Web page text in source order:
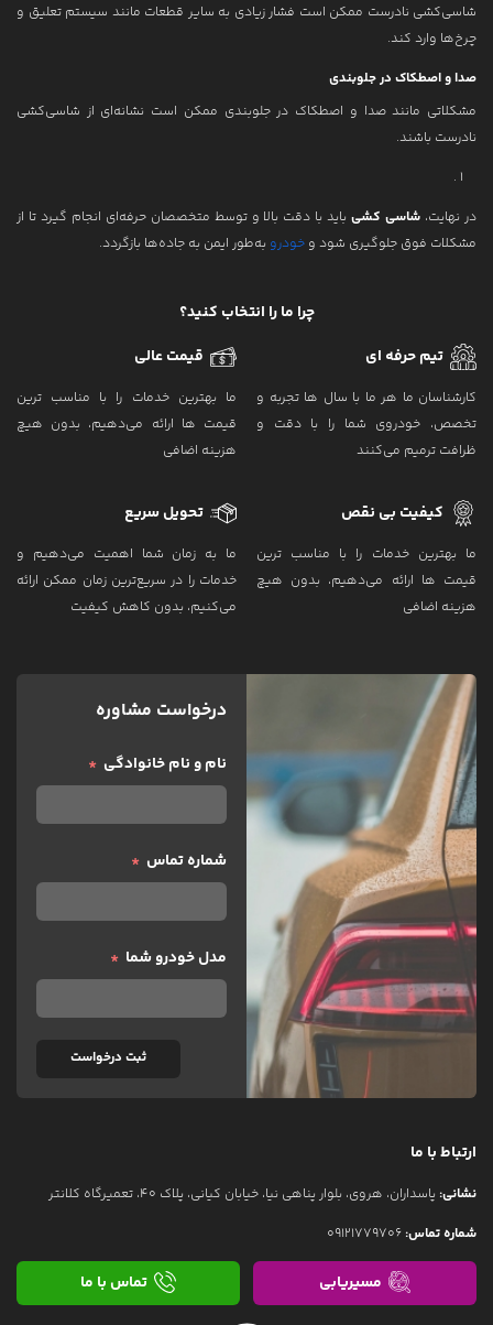
شاسی‌کشی نادرست ممکن است فشار زیادی به سایر قطعات مانند سیستم تعلیق و
چرخ‌ها وارد کند.
صدا و اصطکاک در جلوبندی
مشکلاتی مانند صدا و اصطکاک در جلوبندی ممکن است نشانه‌ای از شاسی‌کشی
نادرست باشند.
در نهایت، شاسی کشیباید با دقت بالا و توسط متخصصان حرفه‌ای انجام گیرد تا از
مشکلات فوق جلوگیری شود و خودرو به‌طور ایمن به جاده‌ها بازگردد.
چرا ما را انتخاب کنید؟
تیم حرفه ای
کارشناسان ما هر ما با سال‌ ها تجربه و
تخصص، خودروی شما را با دقت و
ظرافت ترمیم می‌کنند
قیمت عالی
ما بهترین خدمات را با مناسب ‌ترین
قیمت‌ ها ارائه می‌دهیم، بدون هیچ
هزینه اضافی
کیفیت بی نقص
ما بهترین خدمات را با مناسب ‌ترین
قیمت‌ ها ارائه می‌دهیم، بدون هیچ
هزینه اضافی
تحویل سریع
ما به زمان شما اهمیت می‌دهیم و
خدمات را در سریع‌ترین زمان ممکن ارائه
می‌کنیم، بدون کاهش کیفیت
درخواست مشاوره
نام و نام خانوادگی
شماره تماس
مدل خودرو شما
ثبت درخواست
ارتباط با ما
نشانی: پاسداران، هروی، بلوار پناهی نیا، خیابان کیانی، پلاک 40، تعمیرگاه کلانتر
شماره تماس:
مسیریابی تماس با ما